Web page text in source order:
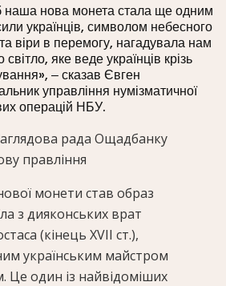
нова монета стала ще одним
українців, символом небесного
віри в перемогу, нагадувала нам
яке веде українців крізь
‒ сказав Євген
управління нумізматичної
операцій НБУ.
рада Ощадбанку
правління
монети став образ
з дияконських врат
(кінець XVII ст.),
українським майстром
Це один із найвідоміших